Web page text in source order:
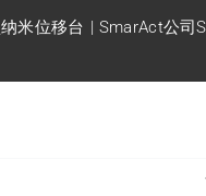
米位移台 SmarAct公司